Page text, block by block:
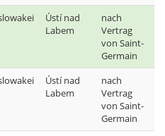
Ústí nad
Labem
nach
Vertrag
von Saint-
Germain
Ústí nad
Labem
nach
Vertrag
von Saint-
Germain